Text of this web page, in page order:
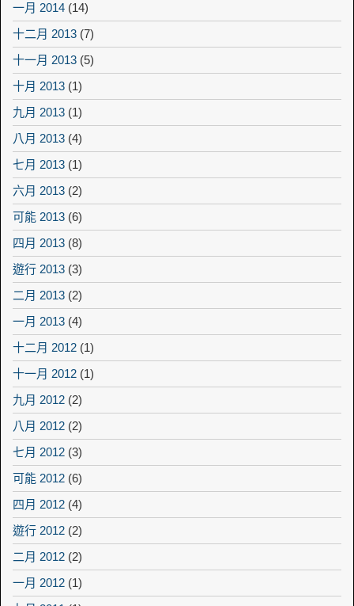
一月 2014 (14)
十二月 2013 (7)
十一月 2013 (5)
十月 2013 (1)
九月 2013 (1)
八月 2013 (4)
七月 2013 (1)
六月 2013 (2)
可能 2013 (6)
四月 2013 (8)
遊行 2013 (3)
二月 2013 (2)
一月 2013 (4)
十二月 2012 (1)
十一月 2012 (1)
九月 2012 (2)
八月 2012 (2)
七月 2012 (3)
可能 2012 (6)
四月 2012 (4)
遊行 2012 (2)
二月 2012 (2)
一月 2012 (1)